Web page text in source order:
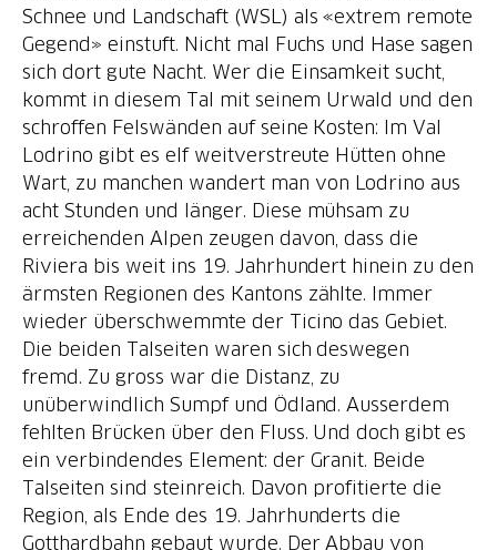
Schnee und Landschaft (WSL) als «extrem remote
Gegend» einstuft. Nicht mal Fuchs und Hase sagen
sich dort gute Nacht. Wer die Einsamkeit sucht,
kommt in diesem Tal mit seinem Urwald und den
schroffen Felswänden auf seine Kosten: Im Val
Lodrino gibt es elf weitverstreute Hütten ohne
Wart, zu manchen wandert man von Lodrino aus
acht Stunden und länger. Diese mühsam zu
erreichenden Alpen zeugen davon, dass die
Riviera bis weit ins 19. Jahrhundert hinein zu den
ärmsten Regionen des Kantons zählte. Immer
wieder überschwemmte der Ticino das Gebiet.
Die beiden Talseiten waren sich deswegen
fremd. Zu gross war die Distanz, zu
unüberwindlich Sumpf und Ödland. Ausserdem
fehlten Brücken über den Fluss. Und doch gibt es
ein verbindendes Element: der Granit. Beide
Talseiten sind steinreich. Davon profitierte die
Region, als Ende des 19. Jahrhunderts die
Gotthardbahn gebaut wurde. Der Abbau von